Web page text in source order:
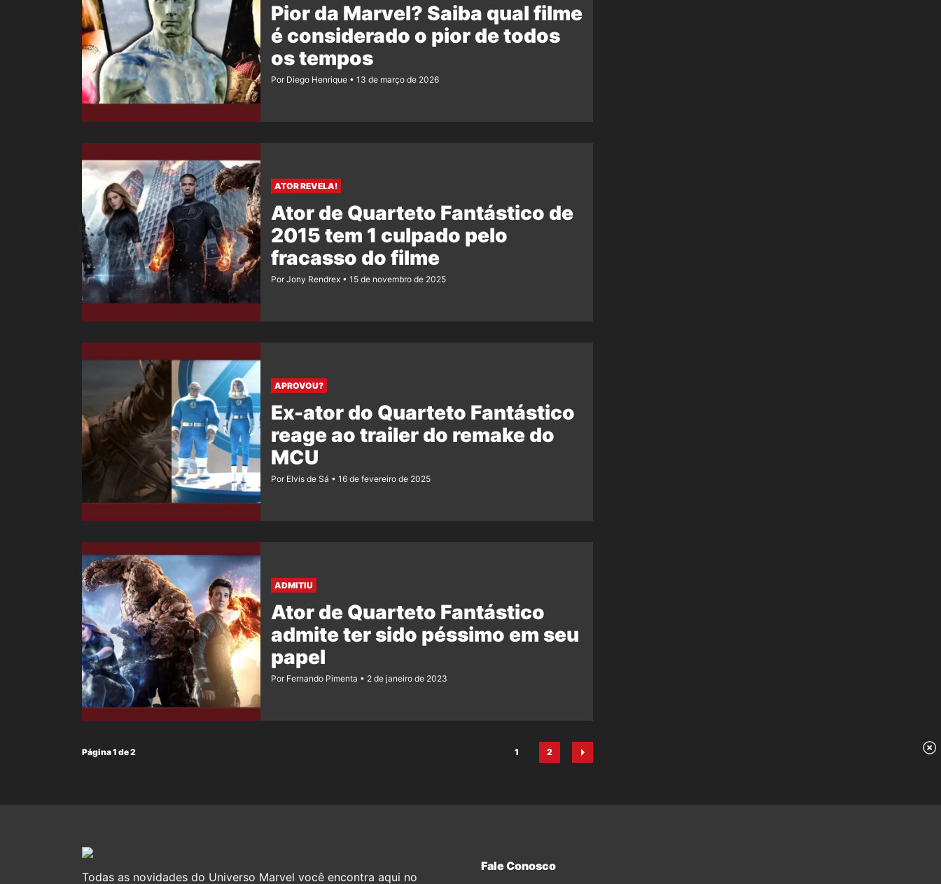
Pior da Marvel? Saiba qual filme
é considerado o pior de todos
os tempos
Por Diego Henrique 13 de março de 2026
ATOR REVELA!
Ator de Quarteto Fantástico de
2015 tem 1 culpado pelo
fracasso do filme
Por Jony Rendrex 15 de novembro de 2025
APROVOU?
Ex-ator do Quarteto Fantástico
reage ao trailer do remake do
MCU
Por Elvis de Sá 16 de fevereiro de 2025
ADMITIU
Ator de Quarteto Fantástico
admite ter sido péssimo em seu
papel
Por Fernando Pimenta 2 de janeiro de 2023
Página 1 de 2
Página
1
Página
2
Todas as novidades do Universo Marvel você encontra aqui no
Fale Conosco